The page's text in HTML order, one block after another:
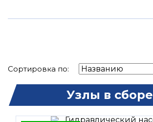
Сортировка по:
Узлы в сборе